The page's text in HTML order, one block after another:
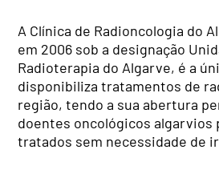
A Clínica de Radioncologia do
em 2006 sob a designação
Radioterapia do Algarve, é a
disponibiliza tratamentos de
região, tendo a sua abertura
doentes oncológicos algarvios
tratados sem necessidade de